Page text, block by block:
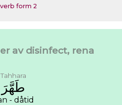
form 2
av disinfect, rena
Tahhara
ﻃَﻬَّﺮَ
- dåtid